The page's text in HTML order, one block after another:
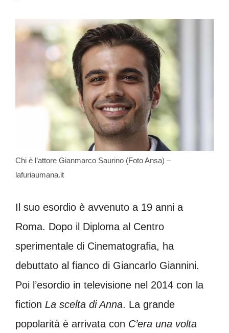
Chi è l’attore Gianmarco Saurino (Foto Ansa) –
lafuriaumana.it
Il suo esordio è avvenuto a 19 anni a
Roma. Dopo il Diploma al Centro
sperimentale di Cinematografia, ha
debuttato al fianco di Giancarlo Giannini.
Poi l’esordio in televisione nel 2014 con la
fiction La scelta di Anna. La grande
popolarità è arrivata con C’era una volta